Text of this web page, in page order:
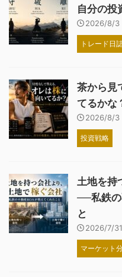
自分の投
2026/8/3
トレード日
茶から見
てるかな
2026/8/3
投資戦略
土地を持
──私鉄の
と
2026/7/31
マーケット